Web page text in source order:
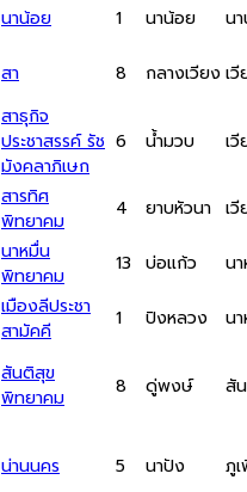
นาน้อย 1 นาน้อย น
สา 8 กลางเวียง เ
สาธุกิจ
ประชาสรรค์ รัช
มังคลาภิเษก
6 น้ำมวบ เ
สารทิศ
พิทยาคม
4 ยาบหัวนา เ
นาหมื่น
พิทยาคม
13 บ่อแก้ว น
เมืองลีประชา
สามัคคี
1 ปิงหลวง น
สันติสุข
พิทยาคม
8 ดู่พงษ์ สั
น่านนคร 5 นาปัง ภู